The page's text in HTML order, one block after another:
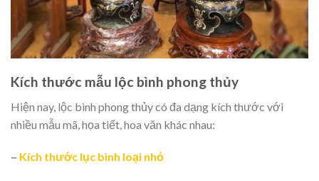
Kích thước mẫu lộc bình phong thủy
Hiện nay, lộc bình phong thủy có đa dạng kích thước với
nhiều mẫu mã, họa tiết, hoa văn khác nhau:
– Kích thước lục bình loại nhỏ